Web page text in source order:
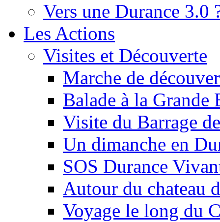
Vers une Durance 3.0
Les Actions
Visites et Découverte
Marche de
Balade à la Grande
Visite du Barrage
Un dimanche en
SOS Durance
Autour du chateau
Voyage le long du